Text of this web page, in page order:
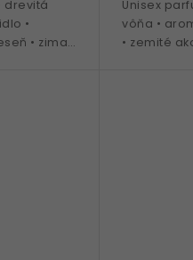
drevitá
•
• zima •
Unisex
vôňa •
• zemité